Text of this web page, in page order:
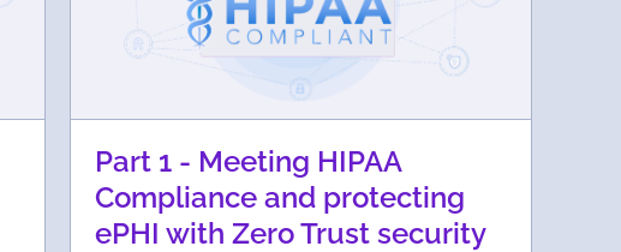
Part 1 - Meeting HIPAA
Compliance and protecting
ePHI with Zero Trust security